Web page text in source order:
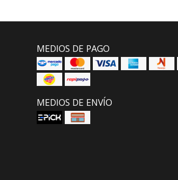
MEDIOS DE PAGO
MEDIOS DE ENVÍO